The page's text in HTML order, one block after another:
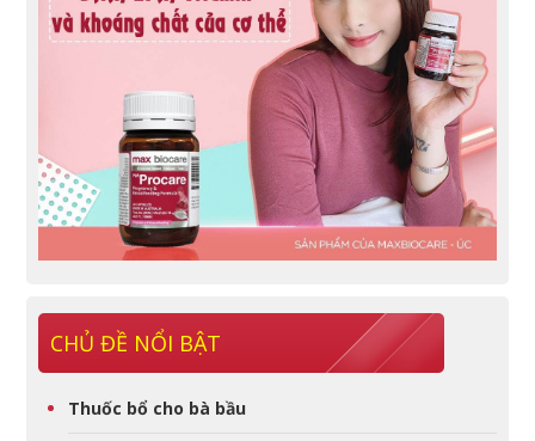
CHỦ ĐỀ NỔI BẬT
Thuốc bổ cho bà bầu